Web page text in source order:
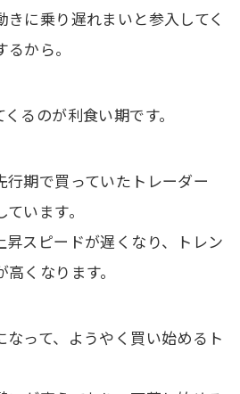
に乗り遅れまいと参入してく
から。
るのが利食い期です。
行期で買っていたトレーダー
います。
昇スピードが遅くなり、トレン
くなります。
って、ようやく買い始めるト